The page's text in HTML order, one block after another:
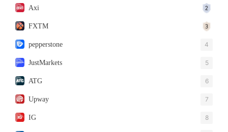
Axi
FXTM
pepperstone 4
JustMarkets 5
ATG 6
Upway 7
IG 8